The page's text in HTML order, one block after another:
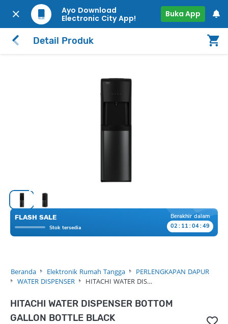
Ayo Download
Electronic City App!
Buka App
Detail Produk
Beranda Elektronik Rumah Tangga
PERLENGKAPAN DAPUR
WATER DISPENSER
HITACHI WATER DIS…
FLASH SALE
Stok tersedia
Berakhir dalam
02 : 11 :04:49
HITACHI WATER DISPENSER BOTTOM
GALLON BOTTLE BLACK